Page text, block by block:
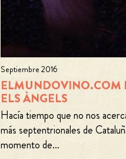
Septiembre 2016
ELMUNDOVINO.COM
ELS ÀNGELS
Hacía tiempo que no nos
más septentrionales de
momento de...